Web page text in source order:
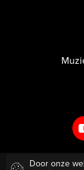
Door onze
Copyright ©